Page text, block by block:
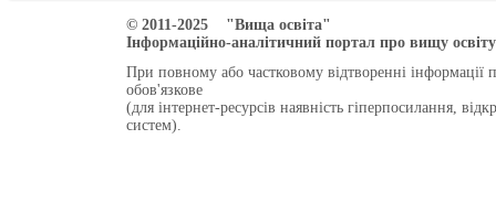
© 2011-2025 "Вища освіта"
Інформаційно-аналітичний портал про вищу
При повному або частковому відтворенні інформації
обов'язкове
(для інтернет-ресурсів наявність гіперпосилання,
систем).